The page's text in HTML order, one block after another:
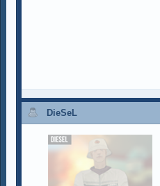
DieSeL